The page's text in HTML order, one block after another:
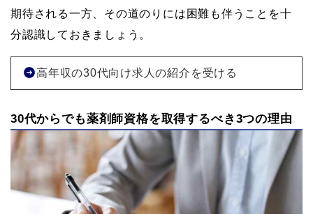
期待される一方、その道のりには困難も伴うことを十
分認識しておきましょう。
高年収の30代向け求人の紹介を受ける
30代からでも薬剤師資格を取得するべき3つの理由